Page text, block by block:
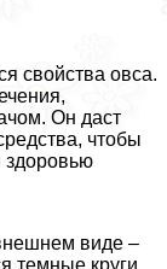
свойства овса.
Он даст
чтобы
здоровью
виде –
темные круги